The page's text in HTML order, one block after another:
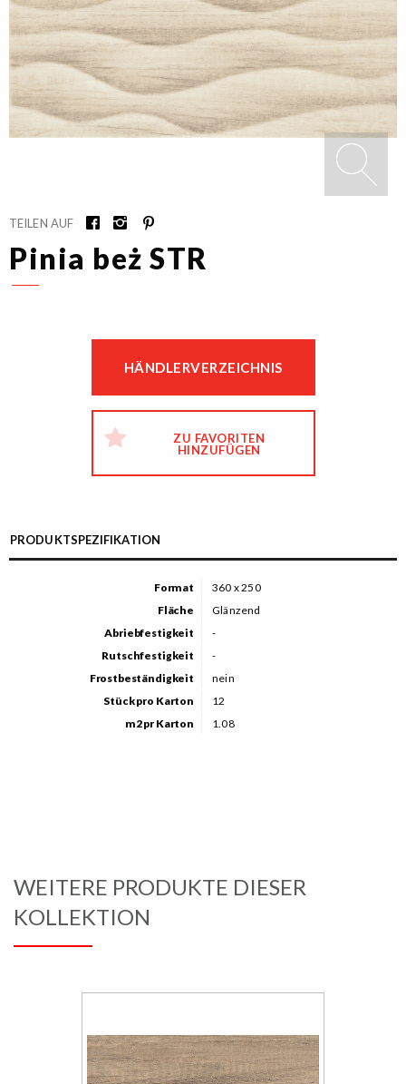
TEILEN AUF
Pinia beż STR
HÄNDLERVERZEICHNIS
ZU FAVORITEN
HINZUFÜGEN
PRODUKTSPEZIFIKATION
Format
360 x 250
Fläche
Glänzend
Abriebfestigkeit
-
Rutschfestigkeit
-
Frostbeständigkeit
nein
Stück pro Karton
12
m2 pr Karton
1.08
WEITERE PRODUKTE DIESER
KOLLEKTION